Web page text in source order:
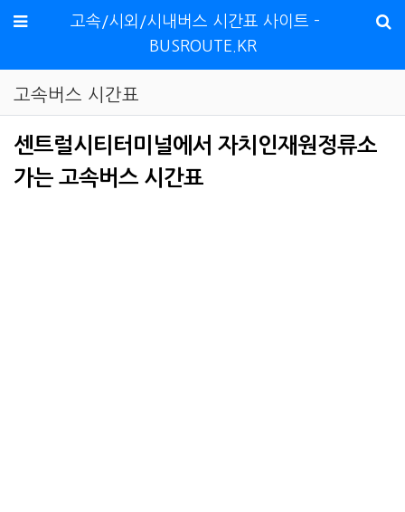
메뉴
고속/시외/시내버스 시간표 사이트 -
BUSROUTE.KR
고속버스 시간표
센트럴시티터미널에서 자치인재원정류소
가는 고속버스 시간표